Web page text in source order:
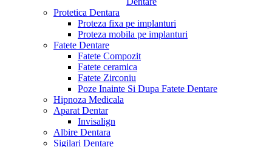
Protetica Dentara
Proteza fixa pe implanturi
Proteza mobila pe implanturi
Fatete Dentare
Fatete Compozit
Fatete ceramica
Fatete Zirconiu
Poze Inainte Si Dupa Fatete Dentare
Hipnoza Medicala
Aparat Dentar
Invisalign
Albire Dentara
Sigilari Dentare